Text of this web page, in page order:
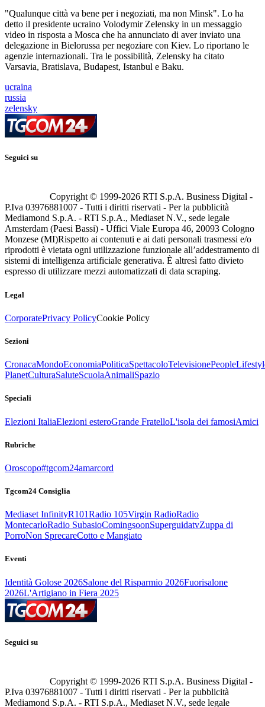
"Qualunque città va bene per i negoziati, ma non Minsk". Lo ha
detto il presidente ucraino Volodymir Zelensky in un messaggio
video in risposta a Mosca che ha annunciato di aver inviato una
delegazione in Bielorussa per negoziare con Kiev. Lo riportano le
agenzie internazionali. Tra le possibilità, Zelensky ha citato
Varsavia, Bratislava, Budapest, Istanbul e Baku.
ucraina
russia
zelensky
Seguici su
Copyright © 1999-2026 RTI S.p.A. Business Digital -
P.Iva 03976881007 - Tutti i diritti riservati - Per la pubblicità
Mediamond S.p.A. - RTI S.p.A., Mediaset N.V., sede legale
Amsterdam (Paesi Bassi) - Uffici Viale Europa 46, 20093 Cologno
Monzese (MI)Rispetto ai contenuti e ai dati personali trasmessi e/o
riprodotti è vietata ogni utilizzazione funzionale all’addestramento di
sistemi di intelligenza artificiale generativa. È altresì fatto divieto
espresso di utilizzare mezzi automatizzati di data scraping.
Legal
CorporatePrivacy PolicyCookie Policy
Sezioni
CronacaMondoEconomiaPoliticaSpettacoloTelevisionePeople
PlanetCulturaSaluteScuolaAnimaliSpazio
Speciali
Elezioni ItaliaElezioni esteroGrande FratelloL'isola dei famosiAmici
Rubriche
Oroscopo#tgcom24amarcord
Tgcom24 Consiglia
Mediaset InfinityR101Radio 105Virgin RadioRadio
MontecarloRadio SubasioComingsoonSuperguidatvZuppa di
PorroNon SprecareCotto e Mangiato
Eventi
Identità Golose 2026Salone del Risparmio 2026Fuorisalone
2026L'Artigiano in Fiera 2025
Seguici su
Copyright © 1999-2026 RTI S.p.A. Business Digital -
P.Iva 03976881007 - Tutti i diritti riservati - Per la pubblicità
Mediamond S.p.A. - RTI S.p.A., Mediaset N.V., sede legale